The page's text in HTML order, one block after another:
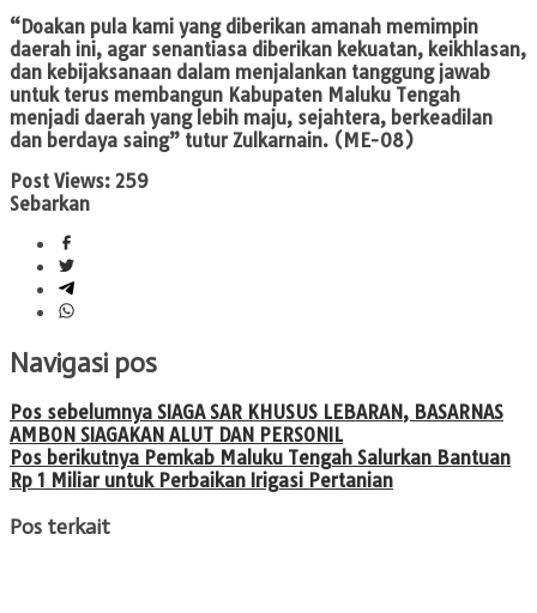
“Doakan pula kami yang diberikan amanah memimpin
daerah ini, agar senantiasa diberikan kekuatan, keikhlasan,
dan kebijaksanaan dalam menjalankan tanggung jawab
untuk terus membangun Kabupaten Maluku Tengah
menjadi daerah yang lebih maju, sejahtera, berkeadilan
dan berdaya saing” tutur Zulkarnain. (ME-08)
Post Views: 259
Sebarkan
Navigasi pos
Pos sebelumnya SIAGA SAR KHUSUS LEBARAN, BASARNAS
AMBON SIAGAKAN ALUT DAN PERSONIL
Pos berikutnya Pemkab Maluku Tengah Salurkan Bantuan
Rp 1 Miliar untuk Perbaikan Irigasi Pertanian
Pos terkait